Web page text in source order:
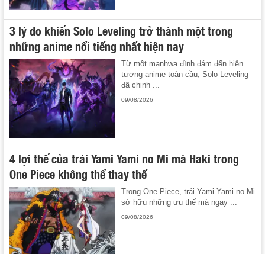
3 lý do khiến Solo Leveling trở thành một trong
những anime nổi tiếng nhất hiện nay
Từ một manhwa đình đám đến hiện
tượng anime toàn cầu, Solo Leveling
đã chinh ...
09/08/2026
4 lợi thế của trái Yami Yami no Mi mà Haki trong
One Piece không thể thay thế
Trong One Piece, trái Yami Yami no Mi
sở hữu những ưu thế mà ngay ...
09/08/2026